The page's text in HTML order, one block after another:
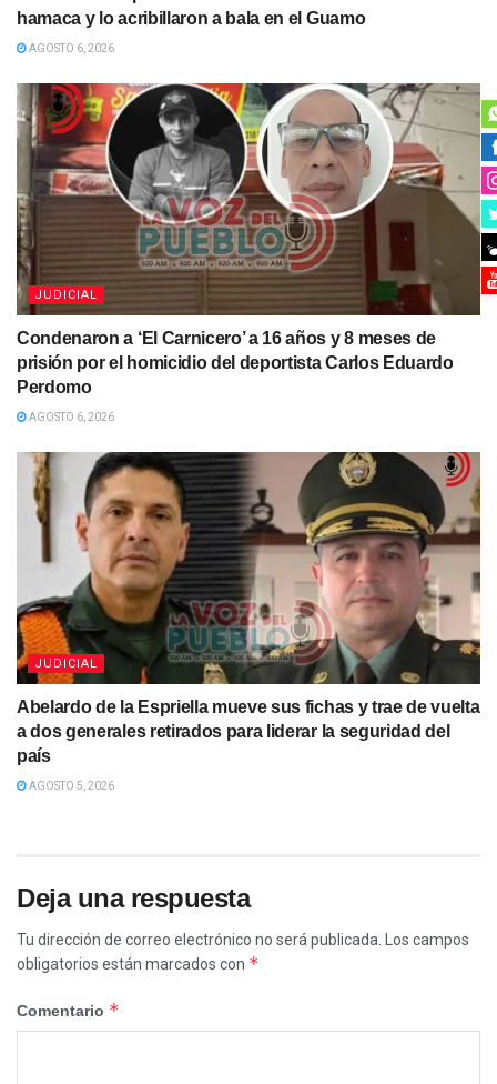
hamaca y lo acribillaron a bala en el Guamo
AGOSTO 6, 2026
JUDICIAL
Condenaron a ‘El Carnicero’ a 16 años y 8 meses de
prisión por el homicidio del deportista Carlos Eduardo
Perdomo
AGOSTO 6, 2026
JUDICIAL
Abelardo de la Espriella mueve sus fichas y trae de vuelta
a dos generales retirados para liderar la seguridad del
país
AGOSTO 5, 2026
Deja una respuesta
Tu dirección de correo electrónico no será publicada.
Los campos
obligatorios están marcados con *
Comentario *